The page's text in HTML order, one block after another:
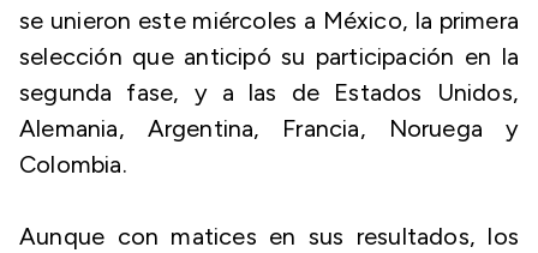
se unieron este miércoles a México, la primera
selección que anticipó su participación en la
segunda fase, y a las de Estados Unidos,
Alemania, Argentina, Francia, Noruega y
Colombia.
Aunque con matices en sus resultados, los